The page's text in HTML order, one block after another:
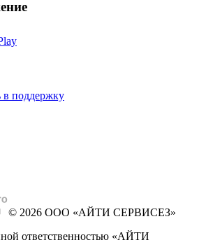
в поддержку
© 2026 ООО «АЙТИ СЕРВИСЕЗ»
ответственностью «АЙТИ